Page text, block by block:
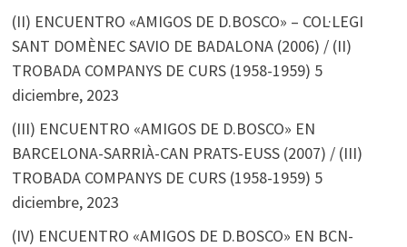
(II) ENCUENTRO «AMIGOS DE D.BOSCO» – COL·LEGI
SANT DOMÈNEC SAVIO DE BADALONA (2006) / (II)
TROBADA COMPANYS DE CURS (1958-1959) 5
diciembre, 2023
(III) ENCUENTRO «AMIGOS DE D.BOSCO» EN
BARCELONA-SARRIÀ-CAN PRATS-EUSS (2007) / (III)
TROBADA COMPANYS DE CURS (1958-1959) 5
diciembre, 2023
(IV) ENCUENTRO «AMIGOS DE D.BOSCO» EN BCN-